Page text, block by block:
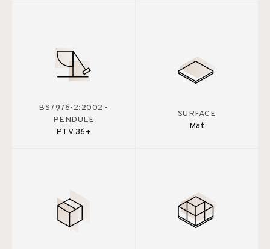
BS7976-2:2002 -
PENDULE
PTV 36+
SURFACE
Mat